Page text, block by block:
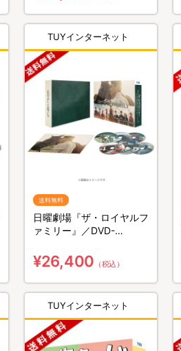
TUYインターネット
送料無料
日曜劇場『ザ・ロイヤルフ
ァミリー』／DVD-
¥26,400 （税込）
TUYインターネット